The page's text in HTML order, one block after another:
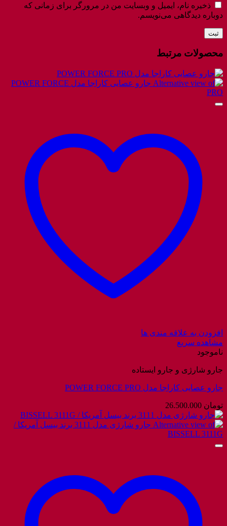
ذخیره نام، ایمیل و وبسایت من در مرورگر برای زمانی که
دوباره دیدگاهی می‌نویسم.
محصولات مرتبط
افزودن به علاقه مندی ها
مشاهده سریع
ناموجود
جارو شارژی و جارو ایستاده
جارو عصایی کاراجا مدل POWER FORCE PRO
تومان